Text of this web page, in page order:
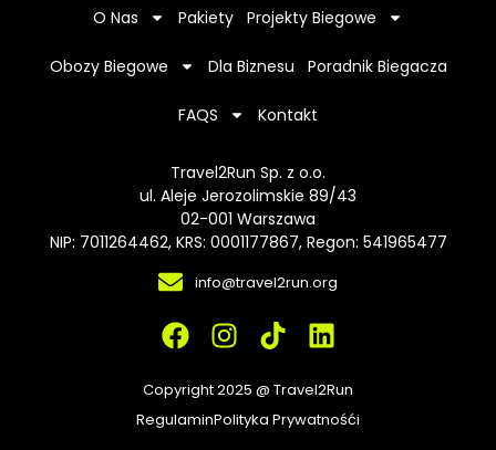
O Nas Pakiety Projekty Biegowe
Obozy Biegowe Dla Biznesu Poradnik Biegacza
FAQS Kontakt
Travel2Run Sp. z o.o.
ul. Aleje Jerozolimskie 89/43
02-001 Warszawa
NIP: 7011264462, KRS: 0001177867, Regon: 541965477
info@travel2run.org
F
a
c
e
I
n
s
t
T
i
k
t
o
L
i
n
k
Copyright 2025 @ Travel2Run
RegulaminPolityka Prywatnośći